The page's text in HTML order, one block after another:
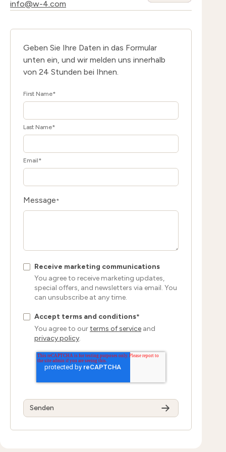
info@w-4.com
Geben Sie Ihre Daten in das Formular
unten ein, und wir melden uns innerhalb
von 24 Stunden bei Ihnen.
First Name*
Last Name*
Email*
Message*
Receive marketing communications
You agree to receive marketing updates,
special offers, and newsletters via email. You
can unsubscribe at any time.
Accept terms and conditions*
You agree to ourterms of service and
privacy policy.